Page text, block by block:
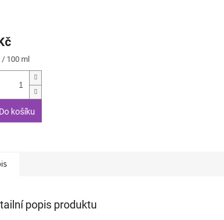
100 ml
Do košíku
popis produktu